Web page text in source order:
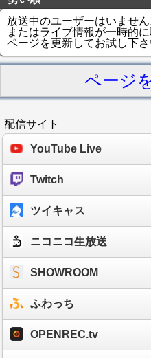
放送中のユーザーはいません
またはライブ情報が一時的
ページを更新してお試し下さ
ページ
配信サイト
YouTube Live
Twitch
ツイキャス
ニコニコ生放送
SHOWROOM
ふわっち
OPENREC.tv